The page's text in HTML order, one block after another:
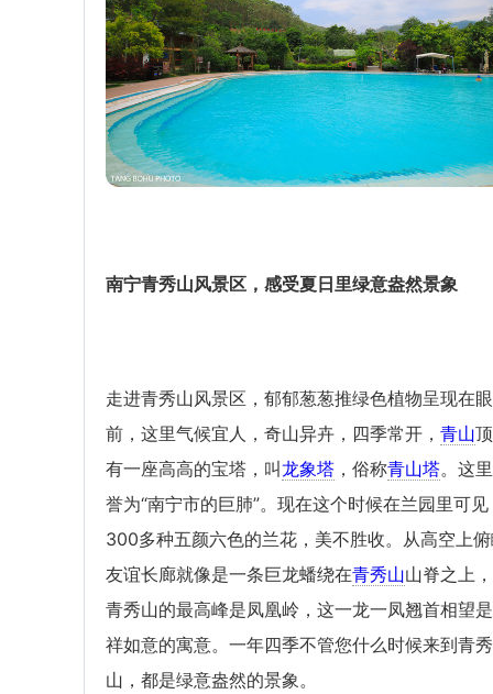
南宁青秀山风景区，感受夏日里绿意盎然景象
走进青秀山风景区，郁郁葱葱推绿色植物呈现在眼
前，这里气候宜人，奇山异卉，四季常开， 青山
有一座高高的宝塔，叫龙象塔 ，俗称青山塔。这
誉为“南宁市的巨肺”。现在这个时候在兰园里可见
300多种五颜六色的兰花，美不胜收。从高空上
友谊长廊就像是一条巨龙蟠绕在青秀山山脊之上
青秀山的最高峰是凤凰岭，这一龙一凤翘首相望
祥如意的寓意。一年四季不管您什么时候来到青秀
山，都是绿意盎然的景象。